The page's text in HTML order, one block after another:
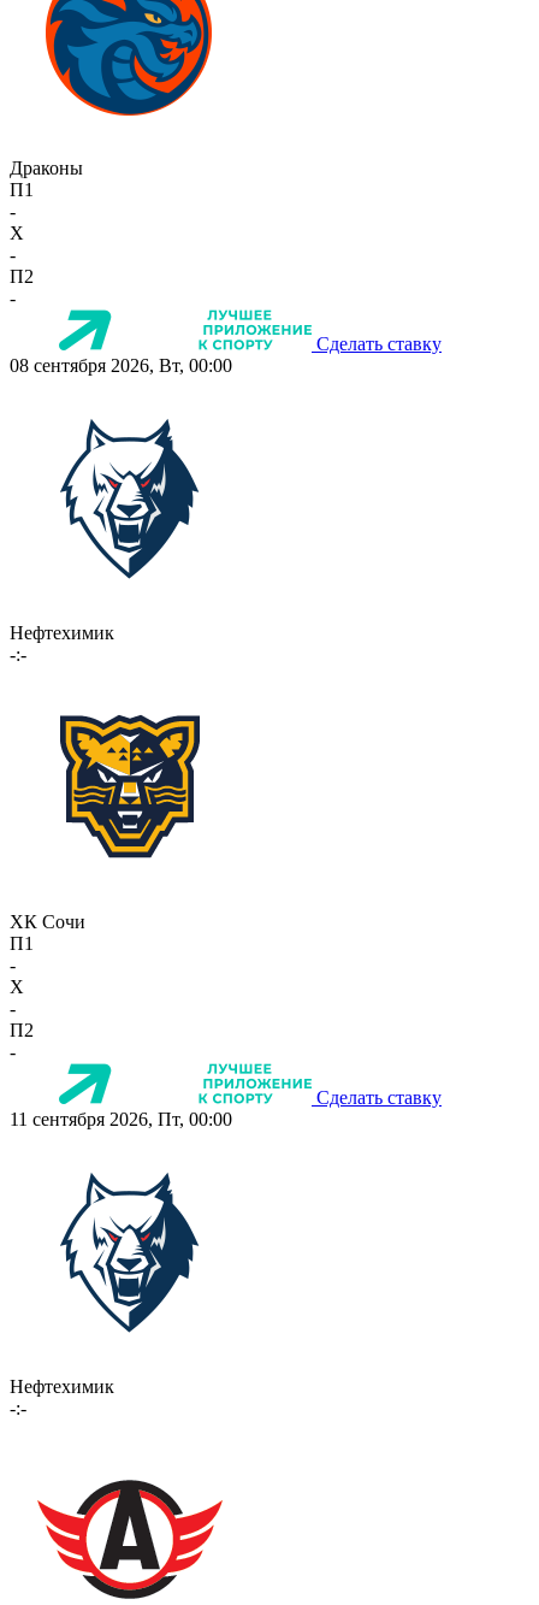
Драконы
П1
-
X
-
П2
-
Сделать ставку
08 сентября 2026, Вт, 00:00
Нефтехимик
-:-
ХК Сочи
П1
-
X
-
П2
-
Сделать ставку
11 сентября 2026, Пт, 00:00
Нефтехимик
-:-